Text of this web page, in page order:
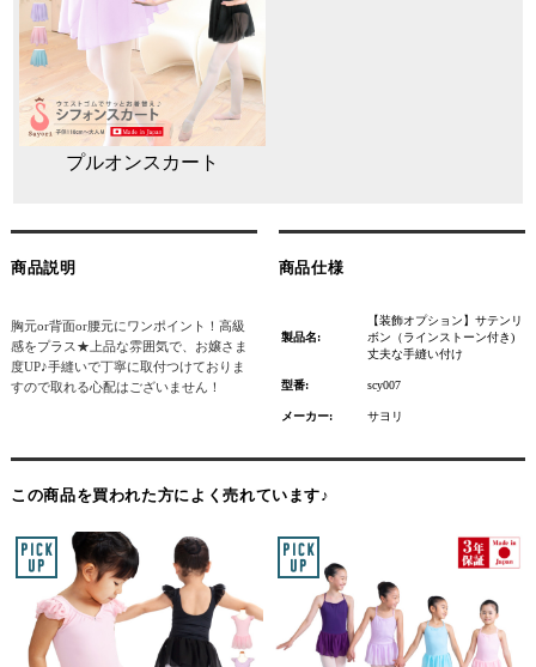
プルオンスカート
商品説明
胸元or背面or腰元にワンポイント！高級
感をプラス★上品な雰囲気で、お嬢さま
度UP♪手縫いで丁寧に取付つけておりま
すので取れる心配はございません！
商品仕様
製品名:
【装飾オプション】サテンリ
ボン（ラインストーン付き)
丈夫な手縫い付け
型番: scy007
メーカー: サヨリ
この商品を買われた方によく売れています♪